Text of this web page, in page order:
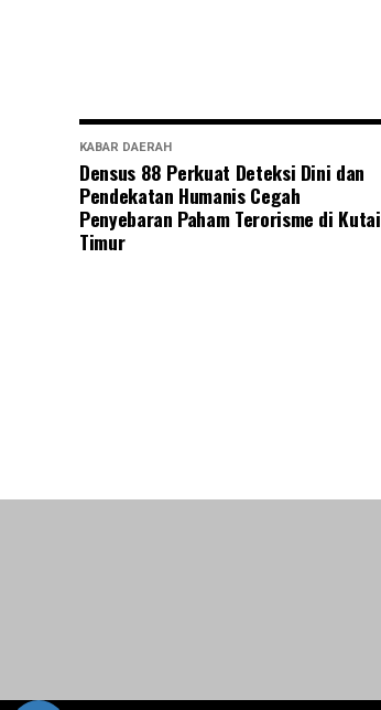
KABAR DAERAH
Densus 88 Perkuat Deteksi Dini dan
Pendekatan Humanis Cegah
Penyebaran Paham Terorisme di Kutai
Timur